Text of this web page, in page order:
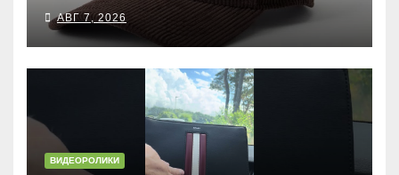
АВГ 7, 2026
ВИДЕОРОЛИКИ